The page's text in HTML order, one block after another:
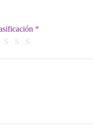
*